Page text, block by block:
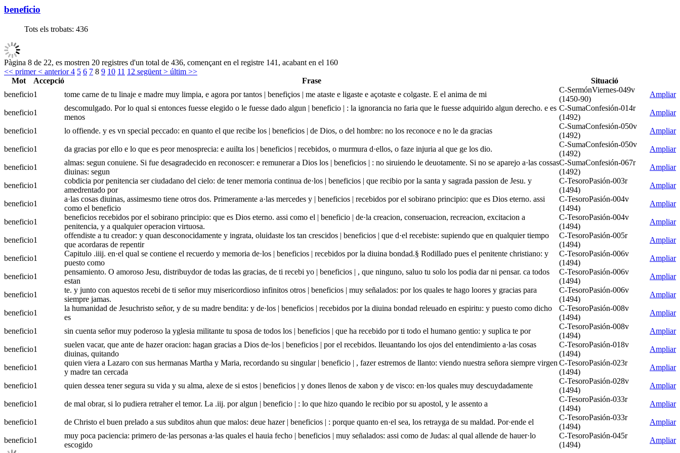
beneficio
Tots els trobats: 436
Pàgina 8 de 22, es mostren 20 registres d'un total de 436, començant en el registre 141, acabant en el 160
<< primer< anterior4 5 6 7 8 9 10 11 12 següent > últim >>
Mot
Accepció Frase
Situació
beneficio1 tome carne de tu linaje e madre muy limpia, e agora por tantos | benefiçios | me ataste e ligaste e açotaste e colgaste. E el anima de mi
C-SermónViernes-049v
(1450-90)
Ampliar
beneficio1
descomulgado. Por lo qual si entonces fuesse elegido o le fuesse dado algun | beneficio | : la ignorancia no faria que le fuesse adquirido algun derecho. e es
menos
C-SumaConfesión-014r
(1492)
Ampliar
beneficio1 lo offiende. y es vn special peccado: en quanto el que recibe los | beneficios | de Dios, o del hombre: no los reconoce e no le da gracias
C-SumaConfesión-050v
(1492)
Ampliar
beneficio1 da gracias por ello e lo que es peor menosprecia: e auilta los | beneficios | recebidos, o murmura d·ellos, o faze injuria al que ge los dio.
C-SumaConfesión-050v
(1492)
Ampliar
beneficio1
almas: segun conuiene. Si fue desagradecido en reconoscer: e remunerar a Dios los | beneficios | : no siruiendo le deuotamente. Si no se aparejo a·las cossas
diuinas: segun
C-SumaConfesión-067r
(1492)
Ampliar
beneficio1
cobdicia por penitencia ser ciudadano del cielo: de tener memoria continua de·los | beneficios | que recibio por la santa y sagrada passion de Jesu. y
amedrentado por
C-TesoroPasión-003r
(1494)
Ampliar
beneficio1
a·las cosas diuinas, assimesmo tiene otros dos. Primeramente a·las mercedes y | beneficios | recebidos por el sobirano principio: que es Dios eterno. assi
como el beneficio
C-TesoroPasión-004v
(1494)
Ampliar
beneficio1
beneficios recebidos por el sobirano principio: que es Dios eterno. assi como el | beneficio | de·la creacion, conseruacion, recreacion, excitacion a
penitencia, y a qualquier operacion virtuosa.
C-TesoroPasión-004v
(1494)
Ampliar
beneficio1
offendiste a tu creador: y quan desconocidamente y ingrata, oluidaste los tan crescidos | beneficios | que d·el recebiste: supiendo que en qualquier tiempo
que acordaras de repentir
C-TesoroPasión-005r
(1494)
Ampliar
beneficio1
Capitulo .iiij. en·el qual se contiene el recuerdo y memoria de·los | beneficios | recebidos por la diuina bondad.§ Rodillado pues el penitente christiano: y
puesto como
C-TesoroPasión-006v
(1494)
Ampliar
beneficio1
pensamiento. O amoroso Jesu, distribuydor de todas las gracias, de ti recebi yo | beneficios | , que ninguno, saluo tu solo los podia dar ni pensar. ca todos
estan
C-TesoroPasión-006v
(1494)
Ampliar
beneficio1
te. y junto con aquestos recebi de ti señor muy misericordioso infinitos otros | beneficios | muy señalados: por los quales te hago loores y gracias para
siempre jamas.
C-TesoroPasión-006v
(1494)
Ampliar
beneficio1
la humanidad de Jesuchristo señor, y de su madre bendita: y de·los | beneficios | recebidos por la diuina bondad releuado en espiritu: y puesto como dicho
es
C-TesoroPasión-008v
(1494)
Ampliar
beneficio1 sin cuenta señor muy poderoso la yglesia militante tu sposa de todos los | beneficios | que ha recebido por ti todo el humano gentio: y suplica te por
C-TesoroPasión-008v
(1494)
Ampliar
beneficio1
suelen vacar, que ante de hazer oracion: hagan gracias a Dios de·los | beneficios | por el recebidos. lleuantando los ojos del entendimiento a·las cosas
diuinas, quitando
C-TesoroPasión-018v
(1494)
Ampliar
beneficio1
quien viera a Lazaro con sus hermanas Martha y Maria, recordando su singular | beneficio | , fazer estremos de llanto: viendo nuestra señora siempre virgen
y madre tan cercada
C-TesoroPasión-023r
(1494)
Ampliar
beneficio1 quien dessea tener segura su vida y su alma, alexe de si estos | beneficios | y dones llenos de xabon y de visco: en·los quales muy descuydadamente
C-TesoroPasión-028v
(1494)
Ampliar
beneficio1 de mal obrar, si lo pudiera retraher el temor. La .iij. por algun | beneficio | : lo que hizo quando le recibio por su apostol, y le assento a
C-TesoroPasión-033r
(1494)
Ampliar
beneficio1 de Christo el buen prelado a sus subditos ahun que malos: deue hazer | beneficios | : porque quanto en·el sea, los retrayga de su maldad. Por·ende el
C-TesoroPasión-033r
(1494)
Ampliar
beneficio1
muy poca paciencia: primero de·las personas a·las quales el hauia fecho | beneficios | muy señalados: assi como de Judas: al qual allende de hauer·lo
escogido
C-TesoroPasión-045r
(1494)
Ampliar